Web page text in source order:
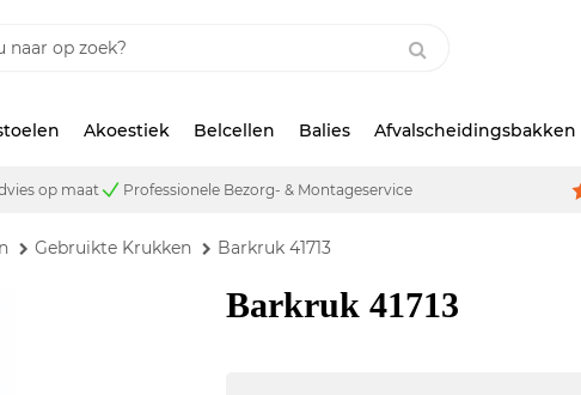
Akoestiek Belcellen Balies Afvalscheidingsbakken
op maat Professionele Bezorg- & Montageservice
Gebruikte Krukken Barkruk 41713
Barkruk 41713